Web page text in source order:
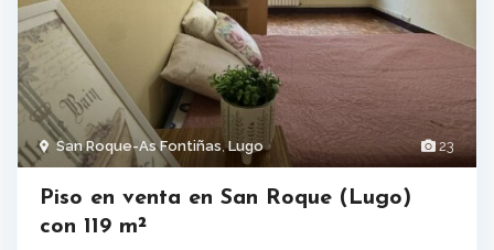
23
San Roque-As Fontiñas ,Lugo
Piso en venta en San Roque (Lugo)
con 119 m²